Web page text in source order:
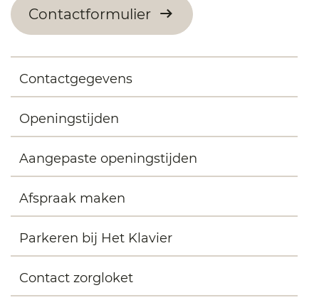
Contactformulier
Contactgegevens
Openingstijden
Aangepaste openingstijden
Afspraak maken
Parkeren bij Het Klavier
Contact zorgloket